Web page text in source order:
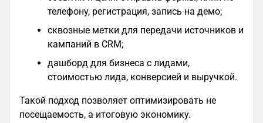
телефону, регистрация, запись на демо;
сквозные метки для передачи источников и
кампаний в CRM;
дашборд для бизнеса с лидами,
стоимостью лида, конверсией и выручкой.
Такой подход позволяет оптимизировать не
посещаемость, а итоговую экономику.